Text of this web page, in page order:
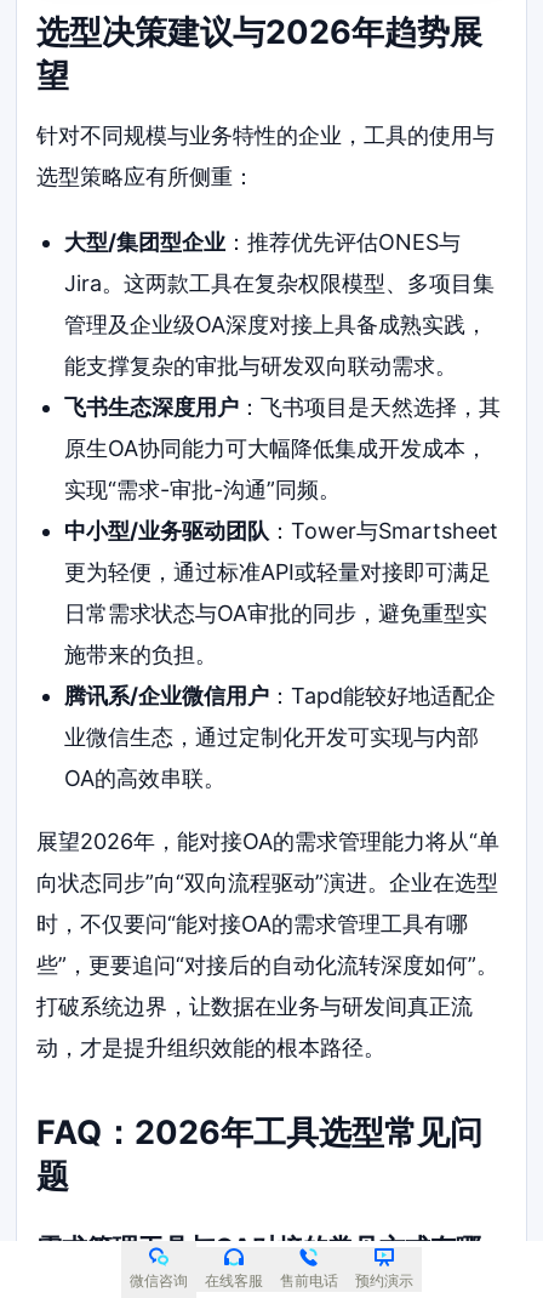
选型决策建议与2026年趋势展
望
针对不同规模与业务特性的企业，工具的使用与
选型策略应有所侧重：
大型/集团型企业：推荐优先评估ONES与
Jira。这两款工具在复杂权限模型、多项目集
管理及企业级OA深度对接上具备成熟实践，
能支撑复杂的审批与研发双向联动需求。
飞书生态深度用户：飞书项目是天然选择，其
原生OA协同能力可大幅降低集成开发成本，
实现“需求-审批-沟通”同频。
中小型/业务驱动团队 ：Tower与Smartsheet
更为轻便，通过标准API或轻量对接即可满足
日常需求状态与OA审批的同步，避免重型实
施带来的负担。
腾讯系/企业微信用户：Tapd能较好地适配企
业微信生态，通过定制化开发可实现与内部
OA的高效串联。
展望2026年，能对接OA的需求管理能力将从“单
向状态同步”向“双向流程驱动”演进。企业在选型
时，不仅要问“能对接OA的需求管理工具有哪
些”，更要追问“对接后的自动化流转深度如何”。
打破系统边界，让数据在业务与研发间真正流
动，才是提升组织效能的根本路径。
FAQ：2026年工具选型常见问
题
需求管理工具与OA对接的常见方式有哪
微信咨询 在线客服 售前电话 预约演示